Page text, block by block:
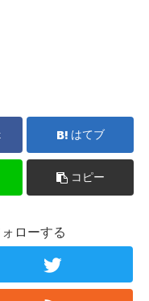
はてブ
コピー
ローする